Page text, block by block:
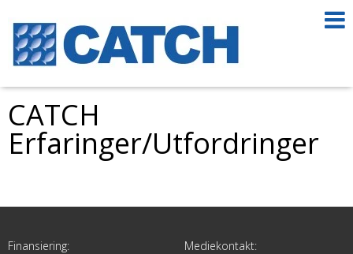
CATCH
Erfaringer/Utfordringer
Finansiering: Mediekontakt: